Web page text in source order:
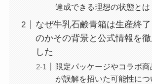
達成できる理想の状態とは
なぜ牛乳石鹸青箱は生産終
のかその背景と公式情報を
した
限定パッケージやコラボ商
が誤解を招いた可能性につ